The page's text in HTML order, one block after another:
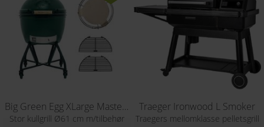
Big Green Egg XLarge Master Set
Stor kullgrill Ø61 cm m/tilbehør
Traeger Ironwood L Smoker
Traegers mellomklasse pelletsgrill